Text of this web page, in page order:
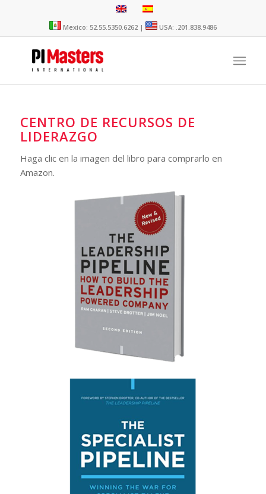
Mexico: 52.55.5350.6262 | USA: .201.838.9486
CENTRO DE RECURSOS DE
LIDERAZGO
Haga clic en la imagen del libro para comprarlo en
Amazon.